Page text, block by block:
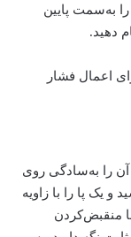
به‌سمت پایین
اعمال فشار
آن را به‌سادگی روی
یک پا را با زاویه
با منقبض‌کردن